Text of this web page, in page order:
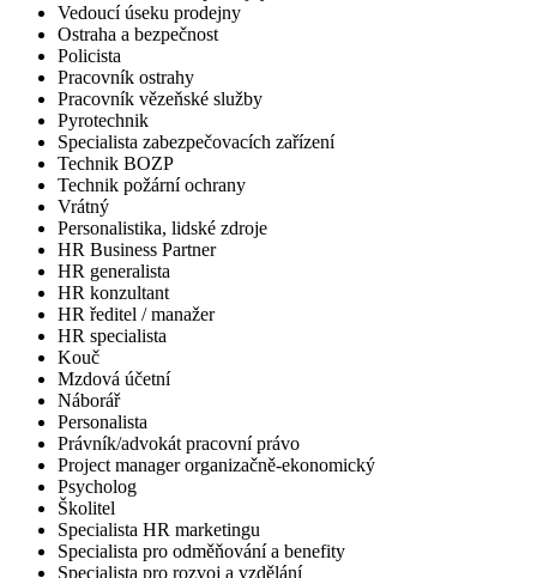
Vedoucí úseku prodejny
Ostraha a bezpečnost
Policista
Pracovník ostrahy
Pracovník vězeňské služby
Pyrotechnik
Specialista zabezpečovacích zařízení
Technik BOZP
Technik požární ochrany
Vrátný
Personalistika, lidské zdroje
HR Business Partner
HR generalista
HR konzultant
HR ředitel / manažer
HR specialista
Kouč
Mzdová účetní
Náborář
Personalista
Právník/advokát pracovní právo
Project manager organizačně-ekonomický
Psycholog
Školitel
Specialista HR marketingu
Specialista pro odměňování a benefity
Specialista pro rozvoj a vzdělání